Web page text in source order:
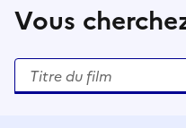
Vous
Rechercher un titre de film